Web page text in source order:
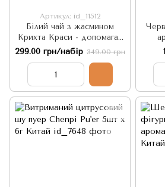
Артикул: id_11512
Білий чай з жасмином
Крихта Краси - допомагає
розслабитися, знімає стрес
та напругу 9шт по 7г, Китай
299.00 грн/набір 349.00 грн